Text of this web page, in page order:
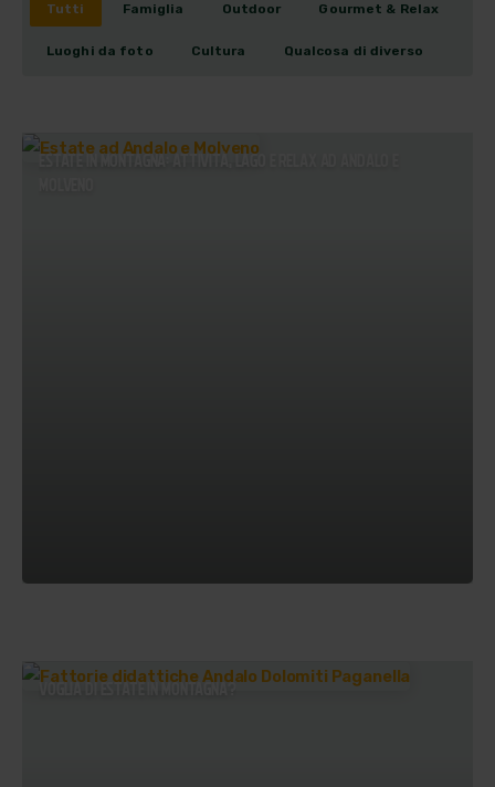
Tutti Famiglia Outdoor Gourmet & Relax
Luoghi da foto Cultura Qualcosa di diverso